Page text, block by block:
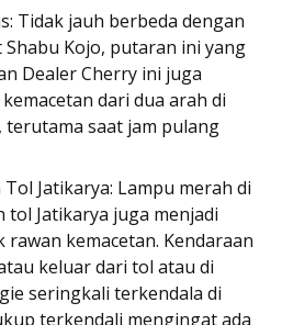
Tidak jauh berbeda dengan
Kojo, putaran ini yang
Dealer Cherry ini juga
dari dua arah di
terutama saat jam pulang
Jatikarya: Lampu merah di
tol Jatikarya juga menjadi
kemacetan. Kendaraan
keluar dari tol atau di
seringkali terkendala di
terkendali mengingat ada